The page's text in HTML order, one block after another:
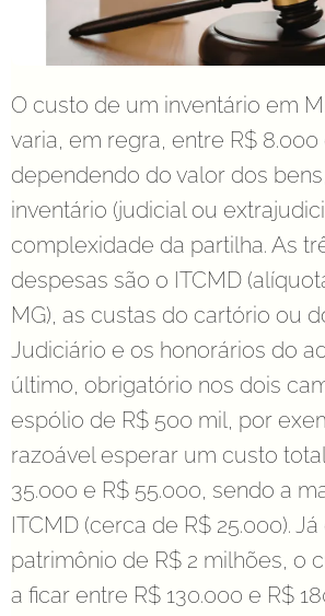
O custo de um inventário em
varia, em regra, entre R$ 8.000
dependendo do valor dos
inventário (judicial ou
complexidade da partilha. As
despesas são o ITCMD
MG), as custas do cartório ou
Judiciário e os honorários do
último, obrigatório nos dois
espólio de R$ 500 mil, por
razoável esperar um custo
35.000 e R$ 55.000, sendo a
ITCMD (cerca de R$ 25.000).
patrimônio de R$ 2 milhões, o
a ficar entre R$ 130.000 e R$